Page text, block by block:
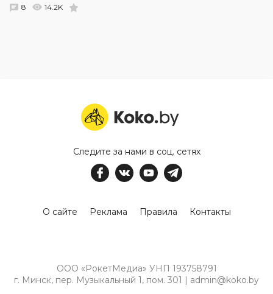
8 14.2K
Следите за нами в соц. сетях
О сайте Реклама Правила Контакты
ООО «РокетМедиа» УНП 193758791
г. Минск, пер. Музыкальный 1, пом. 301 | admin@koko.by